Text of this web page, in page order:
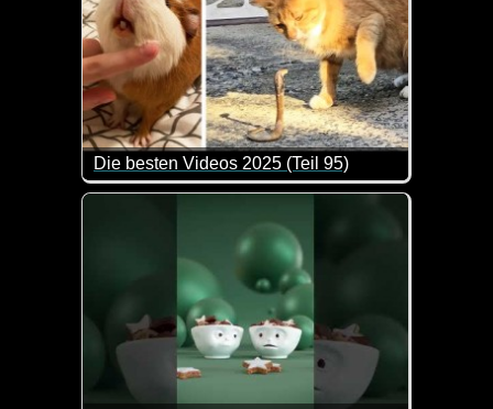
Die besten Videos 2025 (Teil 95)
Eine tolle Zusammenstellung von lustigen